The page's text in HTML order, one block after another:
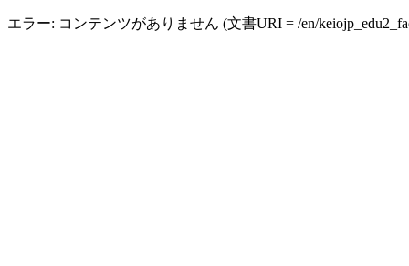
エラー: コンテンツがありません (文書URI = /en/